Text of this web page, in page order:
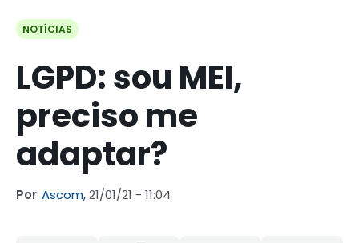
NOTÍCIAS
LGPD: sou MEI,
preciso me
adaptar?
Por Ascom,21/01/21 - 11:04